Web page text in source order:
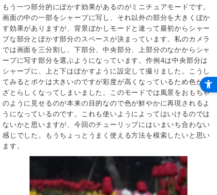
もう一つ部分的にぼかす効果があるのがミニチュアモードです。
画面の中の一部をシャープに写し、それ以外の部分を大きくぼか
す効果がありますが、背景ぼかしモードと違って最初からシャー
プな部分とぼかす部分のスペースが決まっています。私のカメラ
では画面を三分割し、下部分、中央部分、上部分のなかからシャ
ープに写す部分を選ぶようになっています。作例4は中央部分は
シャープに、上と下はぼかすように設定して撮りました。こうし
てみるとボケは大きいのですが彩度が高くなっているため色がわ
ざとらしくなってしまいました。このモードでは風景をおもちゃ
のように見せるのが本来の目的なので色が鮮やかに再現されるよ
うになっているのです。これも使いようによってはいけるのでは
ないかと思いますが、今回のチューリップにはいまいち合わない
感じでした。もうちょっとうまく使える方法を模索したいと思い
ます。